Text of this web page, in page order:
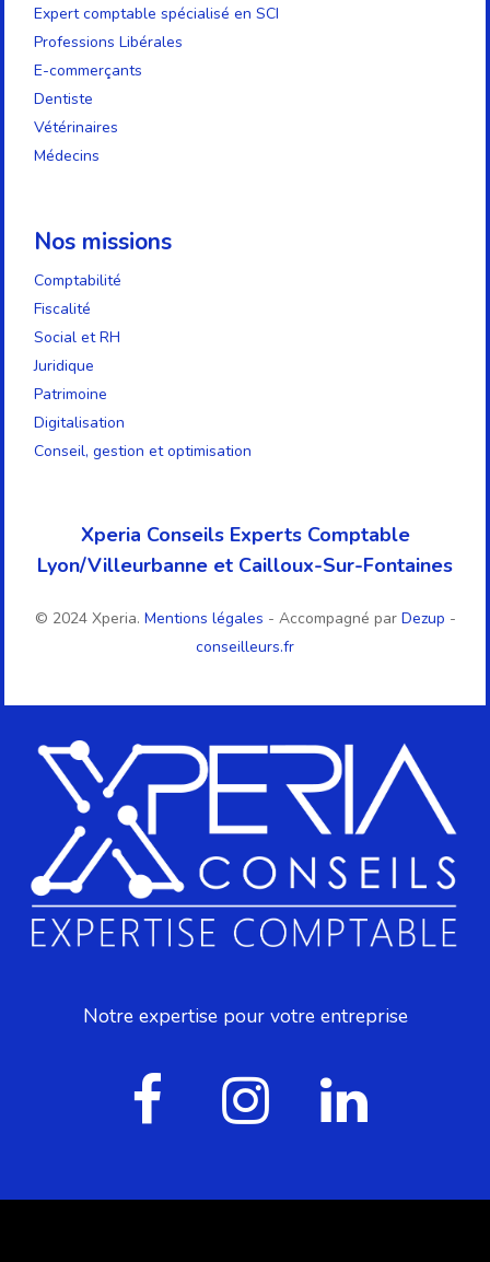
Notre expertise pour votre entreprise
Expert comptable spécialisé en SCI
Professions Libérales
E-commerçants
Dentiste
Vétérinaires
Médecins
Nos missions
Comptabilité
Fiscalité
Social et RH
Juridique
Patrimoine
Digitalisation
Conseil, gestion et optimisation
Xperia Conseils Experts Comptable
Lyon/Villeurbanne et Cailloux-Sur-Fontaines
© 2024 Xperia. Mentions légales - Accompagné par Dezup -
conseilleurs.fr